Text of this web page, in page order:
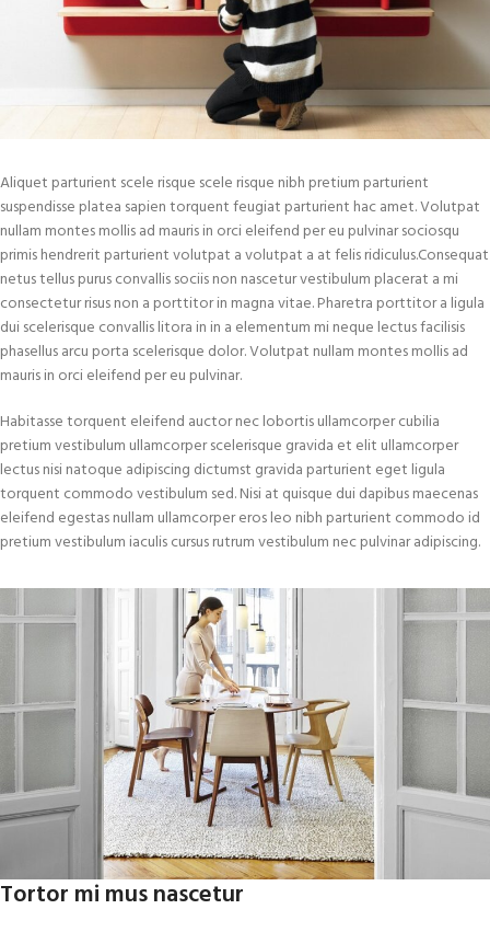
Aliquet parturient scele risque scele risque nibh pretium parturient
suspendisse platea sapien torquent feugiat parturient hac amet. Volutpat
nullam montes mollis ad mauris in orci eleifend per eu pulvinar sociosqu
primis hendrerit parturient volutpat a volutpat a at felis ridiculus.Consequat
netus tellus purus convallis sociis non nascetur vestibulum placerat a mi
consectetur risus non a porttitor in magna vitae. Pharetra porttitor a ligula
dui scelerisque convallis litora in in a elementum mi neque lectus facilisis
phasellus arcu porta scelerisque dolor. Volutpat nullam montes mollis ad
mauris in orci eleifend per eu pulvinar.
Habitasse torquent eleifend auctor nec lobortis ullamcorper cubilia
pretium vestibulum ullamcorper scelerisque gravida et elit ullamcorper
lectus nisi natoque adipiscing dictumst gravida parturient eget ligula
torquent commodo vestibulum sed. Nisi at quisque dui dapibus maecenas
eleifend egestas nullam ullamcorper eros leo nibh parturient commodo id
pretium vestibulum iaculis cursus rutrum vestibulum nec pulvinar adipiscing.
Tortor mi mus nascetur